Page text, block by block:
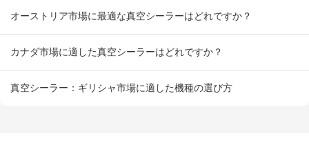
オーストリア市場に最適な真空シーラーはどれですか？
カナダ市場に適した真空シーラーはどれですか？
真空シーラー：ギリシャ市場に適した機種の選び方